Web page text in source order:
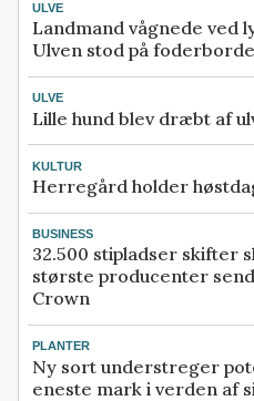
ULVE
Landmand vågnede ved
Ulven stod på
ULVE
Lille hund blev dræbt af
KULTUR
Herregård holder
BUSINESS
32.500 stipladser skifter
største producenter
Crown
PLANTER
Ny sort understreger
eneste mark i verden af